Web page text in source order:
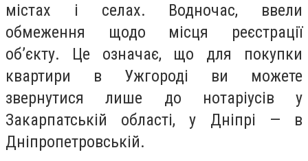
містах і селах. Водночас, ввели
обмеження щодо місця реєстрації
об’єкту. Це означає, що для покупки
квартири в Ужгороді ви можете
звернутися лише до нотаріусів у
Закарпатській області, у Дніпрі — в
Дніпропетровській.